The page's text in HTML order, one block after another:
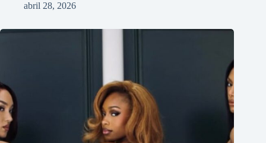
abril 28, 2026